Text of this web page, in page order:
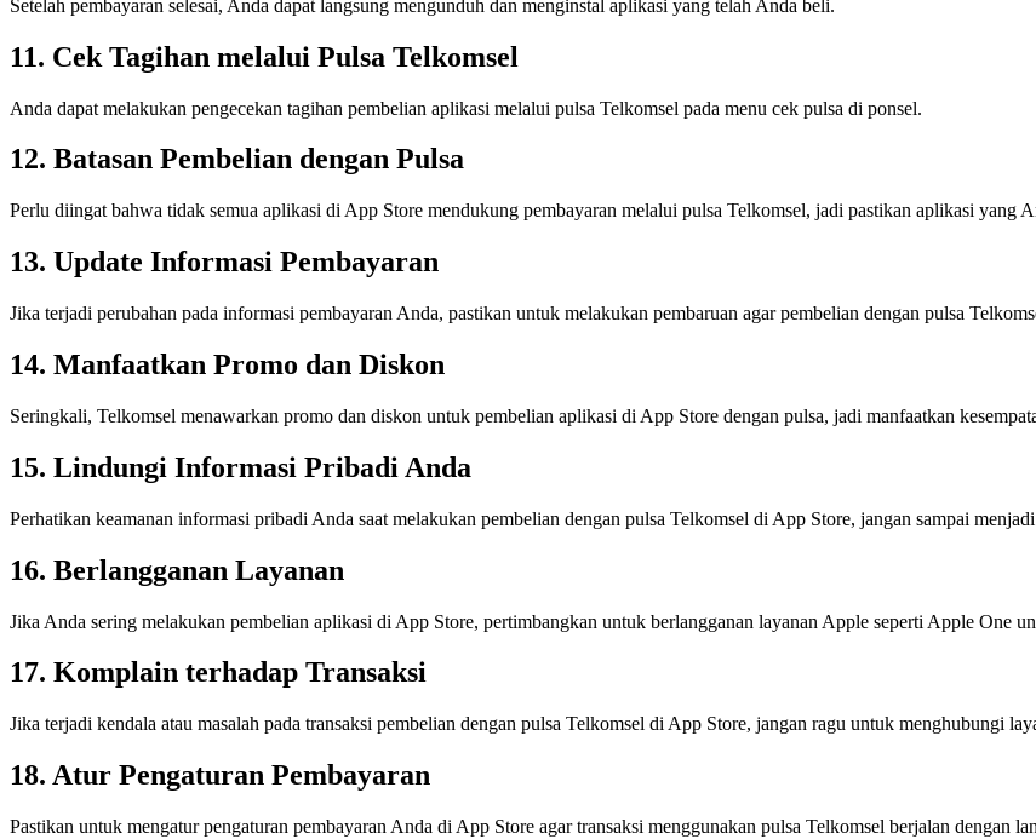
Setelah pembayaran selesai, Anda dapat langsung mengunduh dan menginstal aplikasi yang telah Anda beli.
11. Cek Tagihan melalui Pulsa Telkomsel
Anda dapat melakukan pengecekan tagihan pembelian aplikasi melalui pulsa Telkomsel pada menu cek pulsa di ponsel.
12. Batasan Pembelian dengan Pulsa
Perlu diingat bahwa tidak semua aplikasi di App Store mendukung pembayaran melalui pulsa Telkomsel, jadi pastikan aplikasi yang
13. Update Informasi Pembayaran
Jika terjadi perubahan pada informasi pembayaran Anda, pastikan untuk melakukan pembaruan agar pembelian dengan pulsa
14. Manfaatkan Promo dan Diskon
Seringkali, Telkomsel menawarkan promo dan diskon untuk pembelian aplikasi di App Store dengan pulsa, jadi manfaatkan
15. Lindungi Informasi Pribadi Anda
Perhatikan keamanan informasi pribadi Anda saat melakukan pembelian dengan pulsa Telkomsel di App Store, jangan sampai
16. Berlangganan Layanan
Jika Anda sering melakukan pembelian aplikasi di App Store, pertimbangkan untuk berlangganan layanan Apple seperti Apple One
17. Komplain terhadap Transaksi
Jika terjadi kendala atau masalah pada transaksi pembelian dengan pulsa Telkomsel di App Store, jangan ragu untuk menghubungi
18. Atur Pengaturan Pembayaran
Pastikan untuk mengatur pengaturan pembayaran Anda di App Store agar transaksi menggunakan pulsa Telkomsel berjalan dengan